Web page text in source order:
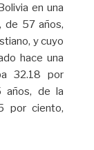
en una
de 57 años,
y cuyo
hace una
32.18 por
años, de la
por ciento,